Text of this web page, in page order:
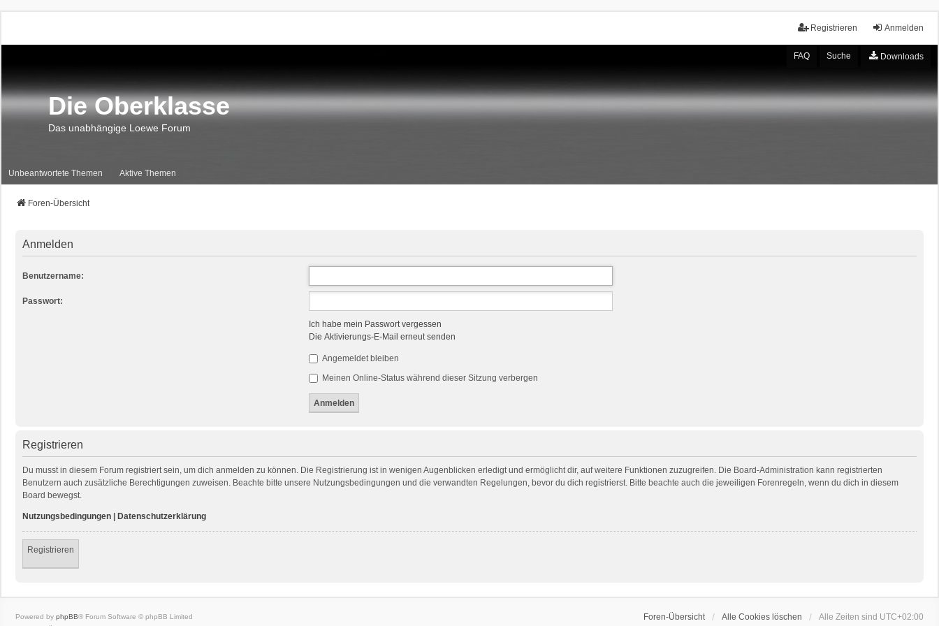
Anmelden
Registrieren
FAQ Suche Downloads
Die Oberklasse
Das unabhängige Loewe Forum
Unbeantwortete Themen Aktive Themen
Foren-Übersicht
Anmelden
Benutzername:
Passwort:
Ich habe mein Passwort vergessen
Die Aktivierungs-E-Mail erneut senden
Angemeldet bleiben
Meinen Online-Status während dieser Sitzung verbergen
Registrieren
Du musst in diesem Forum registriert sein, um dich anmelden zu können. Die Registrierung ist in wenigen Augenblicken erledigt und ermöglicht dir, auf weitere Funktionen zuzugreifen. Die Board-Administration kann registrierten
Benutzern auch zusätzliche Berechtigungen zuweisen. Beachte bitte unsere Nutzungsbedingungen und die verwandten Regelungen, bevor du dich registrierst. Bitte beachte auch die jeweiligen Forenregeln, wenn du dich in diesem
Board bewegst.
Nutzungsbedingungen Datenschutzerklärung
Registrieren
Foren-Übersicht Alle Cookies löschen Alle Zeiten sind UTC+02:00
Powered by phpBB® Forum Software © phpBB Limited